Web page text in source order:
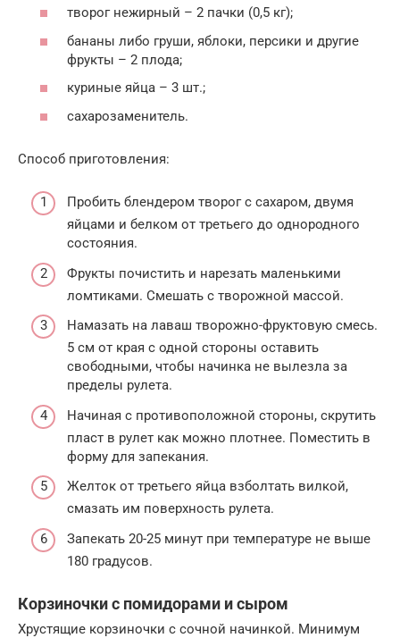
творог нежирный – 2 пачки (0,5 кг);
бананы либо груши, яблоки, персики и другие
фрукты – 2 плода;
куриные яйца – 3 шт.;
сахарозаменитель.
Способ приготовления:
Пробить блендером творог с сахаром, двумя
яйцами и белком от третьего до однородного
состояния.
Фрукты почистить и нарезать маленькими
ломтиками. Смешать с творожной массой.
Намазать на лаваш творожно-фруктовую смесь.
5 см от края с одной стороны оставить
свободными, чтобы начинка не вылезла за
пределы рулета.
Начиная с противоположной стороны, скрутить
пласт в рулет как можно плотнее. Поместить в
форму для запекания.
Желток от третьего яйца взболтать вилкой,
смазать им поверхность рулета.
Запекать 20-25 минут при температуре не выше
180 градусов.
Корзиночки с помидорами и сыром
Хрустящие корзиночки с сочной начинкой. Минимум